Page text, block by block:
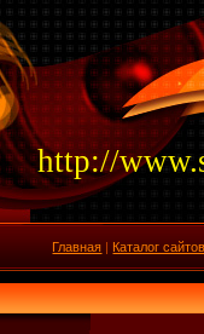
http://
Главная | Каталог